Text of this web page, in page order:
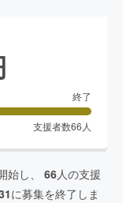
終了
支援者数66 人
始し、 66人の支援
に募集を終了しま